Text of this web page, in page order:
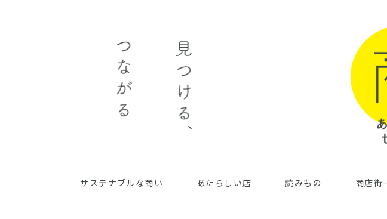
サステナブルな商い あたらしい店 読みもの 商店街